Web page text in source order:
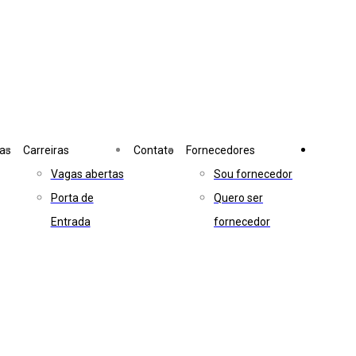
Carreiras
Vagas abertas
Porta de
Entrada
Contato
Fornecedores
Sou fornecedor
Quero ser
fornecedor